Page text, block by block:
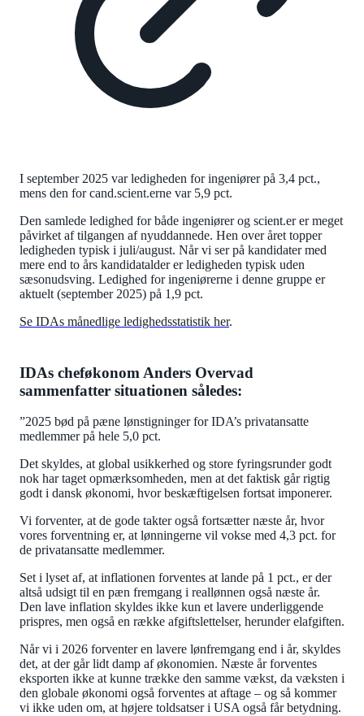
I september 2025 var ledigheden for ingeniører på 3,4 pct.,
mens den for cand.scient.erne var 5,9 pct.
Den samlede ledighed for både ingeniører og scient.er er meget
påvirket af tilgangen af nyuddannede. Hen over året topper
ledigheden typisk i juli/august. Når vi ser på kandidater med
mere end to års kandidatalder er ledigheden typisk uden
sæsonudsving. Ledighed for ingeniørerne i denne gruppe er
aktuelt (september 2025) på 1,9 pct.
Se IDAs månedlige ledighedsstatistik her.
IDAs cheføkonom Anders Overvad
sammenfatter situationen således:
”2025 bød på pæne lønstigninger for IDA’s privatansatte
medlemmer på hele 5,0 pct.
Det skyldes, at global usikkerhed og store fyringsrunder godt
nok har taget opmærksomheden, men at det faktisk går rigtig
godt i dansk økonomi, hvor beskæftigelsen fortsat imponerer.
Vi forventer, at de gode takter også fortsætter næste år, hvor
vores forventning er, at lønningerne vil vokse med 4,3 pct. for
de privatansatte medlemmer.
Set i lyset af, at inflationen forventes at lande på 1 pct., er der
altså udsigt til en pæn fremgang i reallønnen også næste år.
Den lave inflation skyldes ikke kun et lavere underliggende
prispres, men også en række afgiftslettelser, herunder elafgiften.
Når vi i 2026 forventer en lavere lønfremgang end i år, skyldes
det, at der går lidt damp af økonomien. Næste år forventes
eksporten ikke at kunne trække den samme vækst, da væksten i
den globale økonomi også forventes at aftage – og så kommer
vi ikke uden om, at højere toldsatser i USA også får betydning.